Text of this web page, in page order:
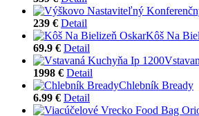
239 € Detail
Kôš Na
69.9 € Detail
1998 € Detail
Chlebník Bready
6.99 € Detail